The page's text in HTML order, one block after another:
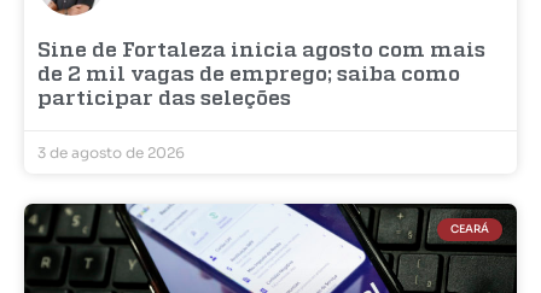
Sine de Fortaleza inicia agosto com mais
de 2 mil vagas de emprego; saiba como
participar das seleções
3 de agosto de 2026
CEARÁ